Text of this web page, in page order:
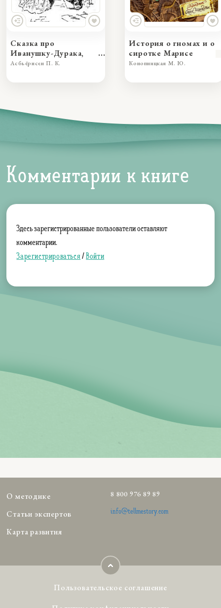
Сказка про
Иванушку-Дурака,
превзошедшего во
Асбьёрнсен П. К.
История о гномах и о
сиротке Марисе
Конопницкая М. Ю.
Комментарии к книге
Здесь зарегистрированные пользователи оставляют
комментарии.
Зарегистрироваться/Войти
О методике
Статьи экспертов
Карта развития
8 800 976 89 89
info@tellmestory.com
Пользовательское соглашение